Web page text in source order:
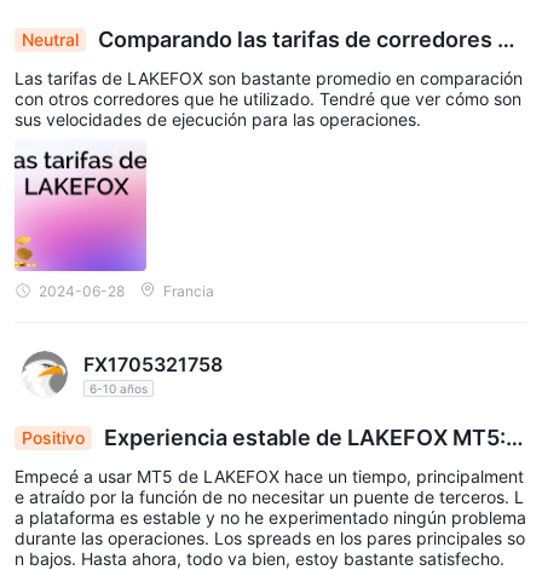
Neutral
Comparando las tarifas de corredores de
LAKEFOX: Promedio con velocidades de ejecuci
ón poco claras
Las tarifas de LAKEFOX son bastante promedio en comparación
con otros corredores que he utilizado. Tendré que ver cómo son
sus velocidades de ejecución para las operaciones.
2024-06-28 Francia
FX1705321758
6-10 años
Positivo
Experiencia estable de LAKEFOX MT5: S
in puente de terceros, spreads bajos, satisfacció
n del trader
Empecé a usar MT5 de LAKEFOX hace un tiempo, principalment
e atraído por la función de no necesitar un puente de terceros. L
a plataforma es estable y no he experimentado ningún problema
durante las operaciones. Los spreads en los pares principales so
n bajos. Hasta ahora, todo va bien, estoy bastante satisfecho.